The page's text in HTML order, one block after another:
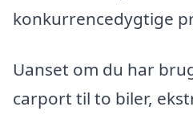
konkurrencedygtige
Uanset om du har
carport til to biler,